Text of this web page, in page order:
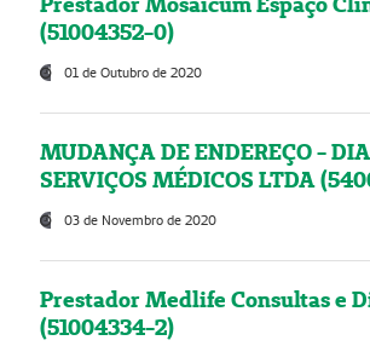
(51004352-0)
01 de Outubro de 2020
MUDANÇA DE ENDEREÇO -
SERVIÇOS MÉDICOS LTDA
03 de Novembro de 2020
Prestador Medlife Consultas e
(51004334-2)